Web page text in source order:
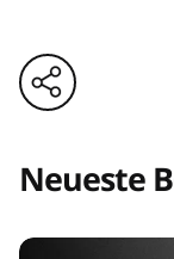
Neueste